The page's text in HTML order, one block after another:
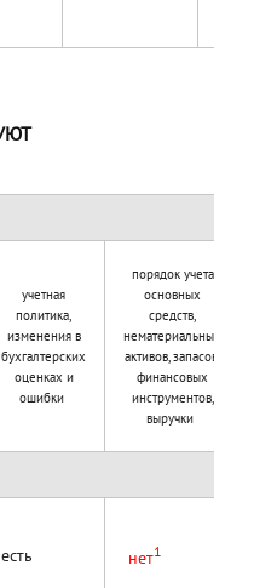
учетная
политика,
изменения в
бухгалтерских
оценках и
ошибки
порядок учета
основных
средств,
нематериальных
активов, запасов,
финансовых
инструментов,
выручки
есть нет1